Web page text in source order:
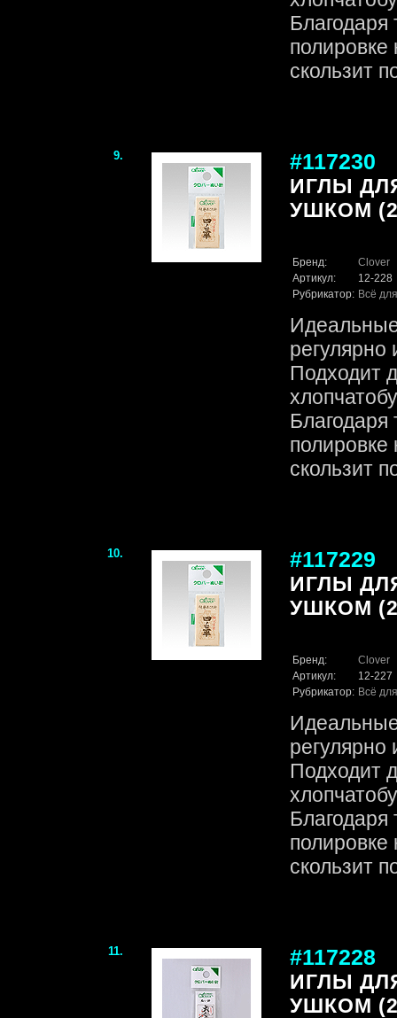
Благодаря
полировке
скользит
9. #117230
ИГЛЫ
УШКОМ
Бренд:
Clover
Артикул:
12-228
Рубрикатор: Всё
регулярно
Подходит
Благодаря
полировке
скользит
10. #117229
ИГЛЫ
УШКОМ
Бренд:
Clover
Артикул:
12-227
Рубрикатор: Всё
регулярно
Подходит
Благодаря
полировке
скользит
11. #117228
ИГЛЫ
УШКОМ